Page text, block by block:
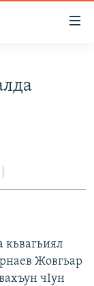
кьвагьиял
Жовгьар
чIун